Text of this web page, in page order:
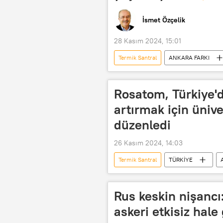
İsmet Özçelik
28 Kasım 2024, 15:01
Termik Santral ANKARA FARKI
Özelleştirme İdaresi Başkanlığı
Rosatom,
artırmak için
düzenledi
26 Kasım 2024, 14:03
Termik Santral TÜRKİYE
Nükleer silah
Zaporizhzhya
Rusya Atom Enerji Şirketi Rosatom
Rus keskin
askeri etkisiz